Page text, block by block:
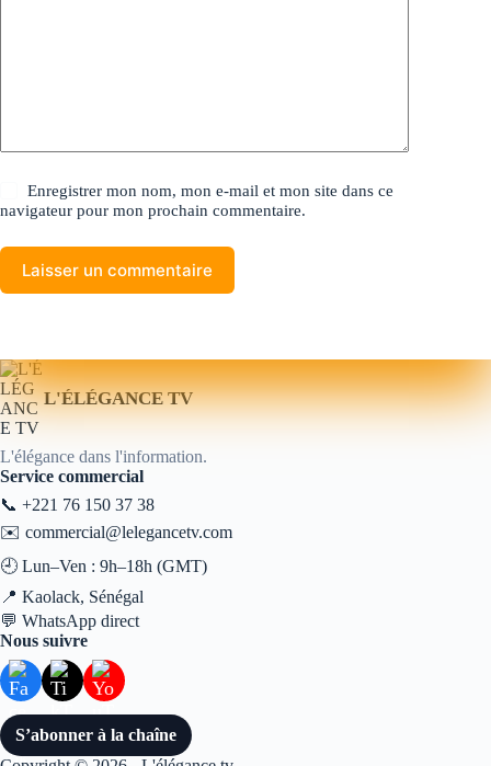
Enregistrer mon nom, mon e-mail et mon site dans ce
navigateur pour mon prochain commentaire.
Laisser un commentaire
L'ÉLÉGANCE TV
L'élégance dans l'information.
Service commercial
📞 +221 76 150 37 38
✉️ commercial@lelegancetv.com
🕘 Lun–Ven : 9h–18h (GMT)
📍 Kaolack, Sénégal
💬 WhatsApp direct
Nous suivre
S’abonner à la chaîne